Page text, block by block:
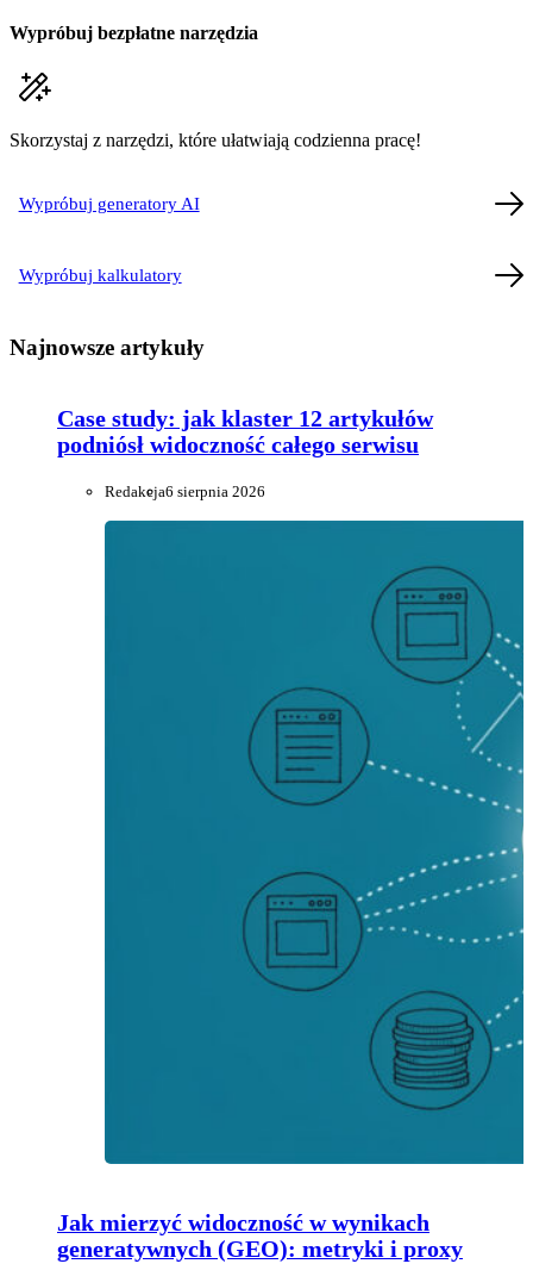
Wypróbuj bezpłatne narzędzia
Skorzystaj z narzędzi, które ułatwiają codzienna pracę!
Wypróbuj generatory AI
Wypróbuj kalkulatory
Najnowsze artykuły
Case study: jak klaster 12 artykułów
podniósł widoczność całego serwisu
Redakcja6 sierpnia 2026
Jak mierzyć widoczność w wynikach
generatywnych (GEO): metryki i proxy